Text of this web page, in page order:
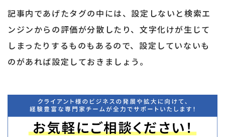
記事内であげたタグの中には、設定しないと検索エ
ンジンからの評価が分散したり、文字化けが生じて
しまったりするものもあるので、設定していないも
のがあれば設定しておきましょう。